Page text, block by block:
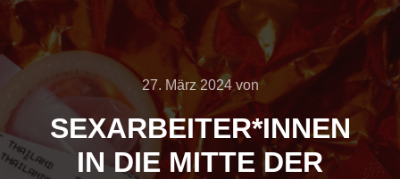
27. März 2024von
SEXARBEITER*INNEN
IN DIE MIT­TE DER